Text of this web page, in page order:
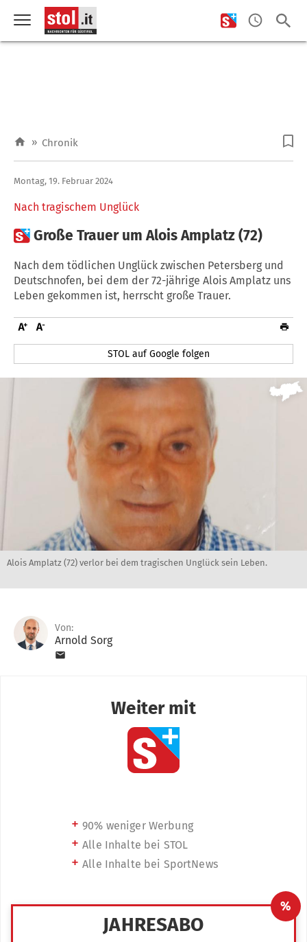
» Chronik
Nach tragischem Unglück
Montag, 19. Februar 2024
Große Trauer um Alois Amplatz (72)
Nach dem tödlichen Unglück zwischen Petersberg und
Deutschnofen, bei dem der 72-jährige Alois Amplatz uns
Leben gekommen ist, herrscht große Trauer.
STOL auf Google folgen
Alois Amplatz (72) verlor bei dem tragischen Unglück sein Leben.
Von:
Arnold Sorg